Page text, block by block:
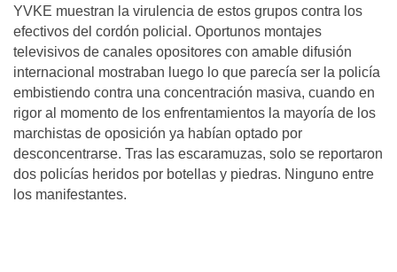
YVKE muestran la virulencia de estos grupos contra los
efectivos del cordón policial. Oportunos montajes
televisivos de canales opositores con amable difusión
internacional mostraban luego lo que parecí­a ser la policí­a
embistiendo contra una concentración masiva, cuando en
rigor al momento de los enfrentamientos la mayorí­a de los
marchistas de oposición ya habí­an optado por
desconcentrarse. Tras las escaramuzas, solo se reportaron
dos policí­as heridos por botellas y piedras. Ninguno entre
los manifestantes.